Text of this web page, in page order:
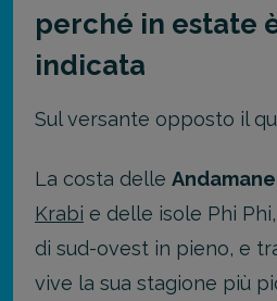
perché in estate
indicata
Sul versante opposto il
La costa delle Andamane
Krabi e delle isole Phi
di sud-ovest in pieno, e
vive la sua stagione più